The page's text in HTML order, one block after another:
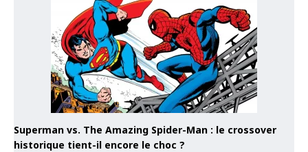
Superman vs. The Amazing Spider-Man : le crossover
historique tient-il encore le choc ?